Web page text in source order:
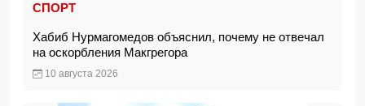
СПОРТ
Хабиб Нурмагомедов объяснил, почему не отвечал
на оскорбления Макгрегора
10 августа 2026